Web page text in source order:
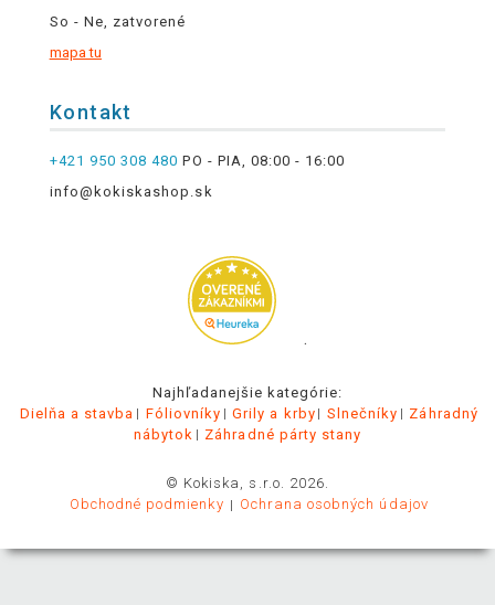
So - Ne, zatvorené
mapa tu
Kontakt
+421 950 308 480 PO - PIA, 08:00 - 16:00
info@kokiskashop.sk
.
Najhľadanejšie kategórie:
Dielňa a stavba
Fóliovníky Grily a krby Slnečníky
Záhradný
nábytok
Záhradné párty stany
© Kokiska, s.r.o. 2026.
Obchodné podmienky
Ochrana osobných údajov